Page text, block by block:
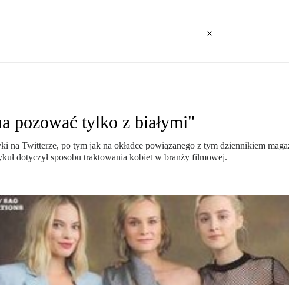
pozować tylko z białymi"
na Twitterze, po tym jak na okładce powiązanego z tym dziennikiem
dotyczył sposobu traktowania kobiet w branży filmowej.